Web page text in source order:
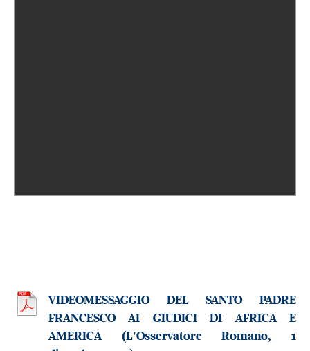
VIDEOMESSAGGIO DEL SANTO PADRE
FRANCESCO AI GIUDICI DI AFRICA E
AMERICA (L'Osservatore Romano, 1